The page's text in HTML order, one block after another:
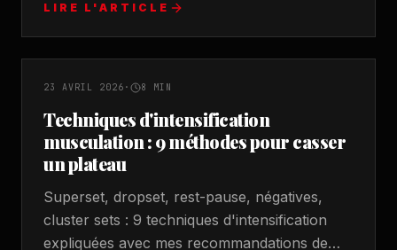
mettre en place dès demain.
LIRE L'ARTICLE
ENTRAÎNEMENT FORCE
23 AVRIL 2026 · 8 MIN
Techniques d'intensification
musculation : 9 méthodes pour casser
un plateau
Superset, dropset, rest-pause, négatives,
cluster sets : 9 techniques d'intensification
expliquées avec mes recommandations de